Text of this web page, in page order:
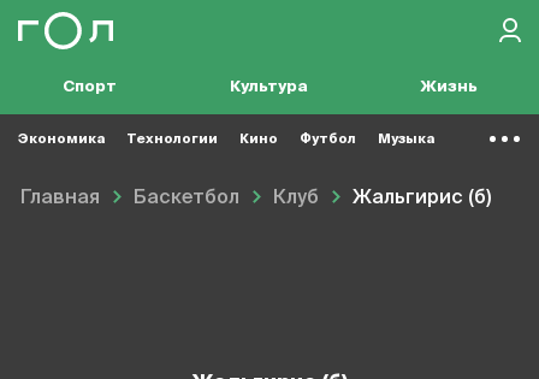
Спорт Культура Жизнь
Экономика Технологии Кино Футбол Музыка
Главная Баскетбол Клуб Жальгирис (б)